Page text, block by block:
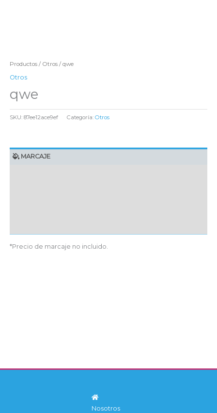
Productos / Otros / qwe
Otros
qwe
SKU: 87ee12ace9ef Categoría: Otros
MARCAJE
*Precio de marcaje no incluido.
Nosotros